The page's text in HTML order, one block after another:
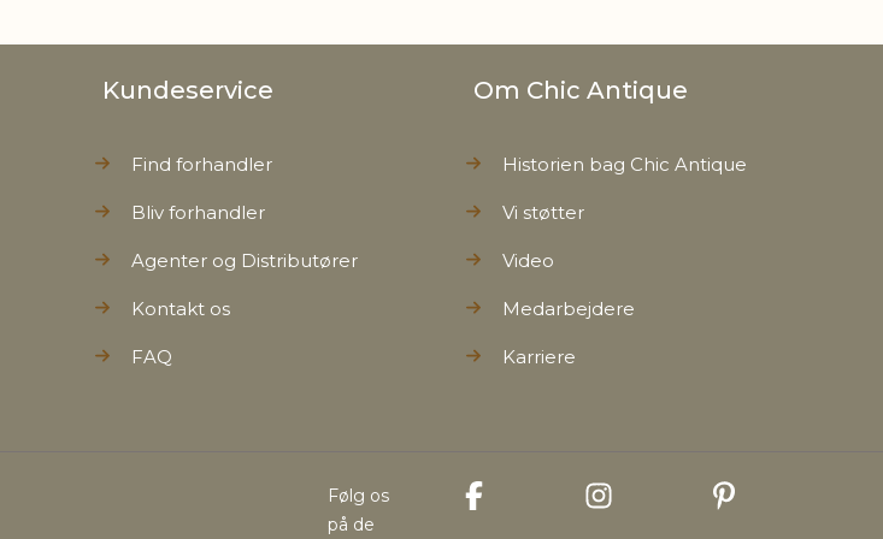
Kundeservice
Find forhandler
Bliv forhandler
Agenter og Distributører
Kontakt os
FAQ
Om Chic Antique
Historien bag Chic Antique
Vi støtter
Video
Medarbejdere
Karriere
Følg os
på de